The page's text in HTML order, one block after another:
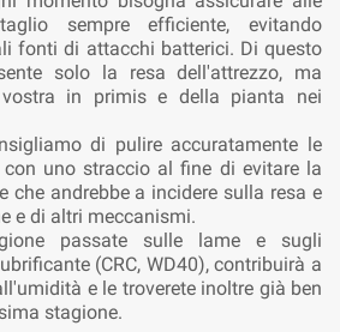
sempre efficiente, evitando
fonti di attacchi batterici. Di questo
solo la resa dell'attrezzo, ma
in primis e della pianta nei
di pulire accuratamente le
uno straccio al fine di evitare la
che andrebbe a incidere sulla resa e
e di altri meccanismi.
passate sulle lame e sugli
(CRC, WD40), contribuirà a
e le troverete inoltre già ben
stagione.